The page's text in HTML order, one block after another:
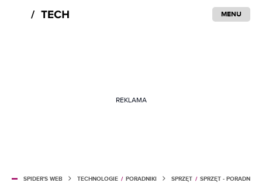
MENU
REKLAMA
SPIDER'S WEB TECHNOLOGIE / PORADNIKI SPRZĘT / SPRZĘT - PORADNIKI